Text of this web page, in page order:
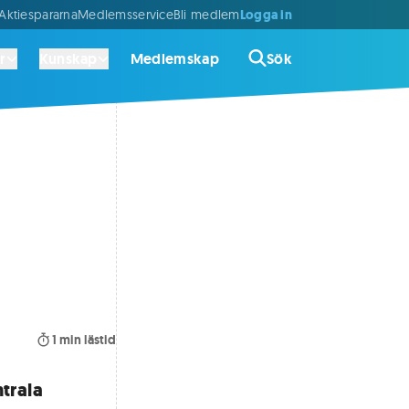
MedlemsserviceBli medlemLogga in
Medlemskap Sök
1 min lästid